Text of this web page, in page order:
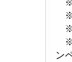
※
※
※
※
ン